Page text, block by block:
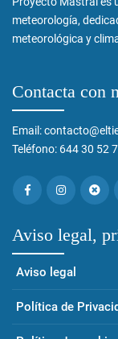
meteorología,
meteorológica y
Contacta con
Email:
Teléfono: 644 30 52
Aviso legal,
Aviso legal
Política de